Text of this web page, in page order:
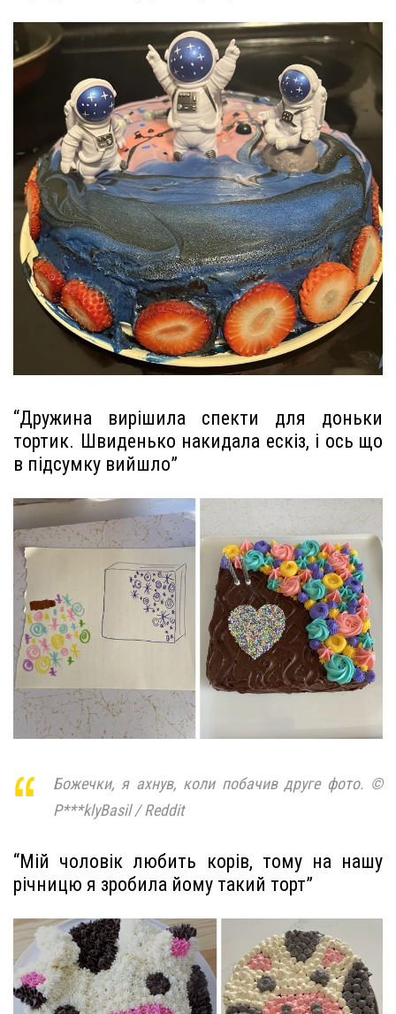
“Дружина вирішила спекти для доньки
тортик. Швиденько накидала ескіз, і ось що
в підсумку вийшло”
Божечки, я ахнув, коли побачив друге фото. ©
P***klyBasil / Reddit
“Мій чоловік любить корів, тому на нашу
річницю я зробила йому такий торт”